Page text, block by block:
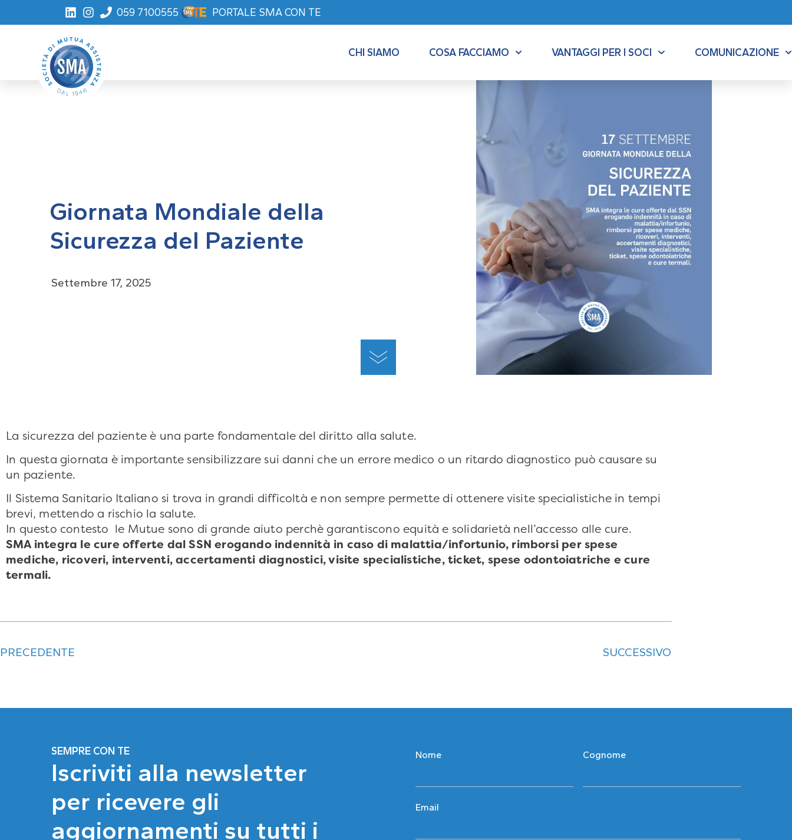
059 7100555 PORTALE SMA CON TE
CHI SIAMO COSA FACCIAMO VANTAGGI PER I SOCI COMUNICAZIONE
Giornata Mondiale della
Sicurezza del Paziente
Settembre 17, 2025
La sicurezza del paziente è una parte fondamentale del diritto alla salute.
In questa giornata è importante sensibilizzare sui danni che un errore medico o un ritardo diagnostico può causare su
un paziente.
Il Sistema Sanitario Italiano si trova in grandi difficoltà e non sempre permette di ottenere visite specialistiche in tempi
brevi, mettendo a rischio la salute.
In questo contesto le Mutue sono di grande aiuto perchè garantiscono equità e solidarietà nell’accesso alle cure.
SMA integra le cure offerte dal SSN erogando indennità in caso di malattia/infortunio, rimborsi per spese
mediche, ricoveri, interventi, accertamenti diagnostici, visite specialistiche, ticket, spese odontoiatriche e cure
termali.
PRECEDENTE SUCCESSIVO
SEMPRE CON TE
Iscriviti alla newsletter
per ricevere gli
aggiornamenti su tutti i
Nome Cognome
Email